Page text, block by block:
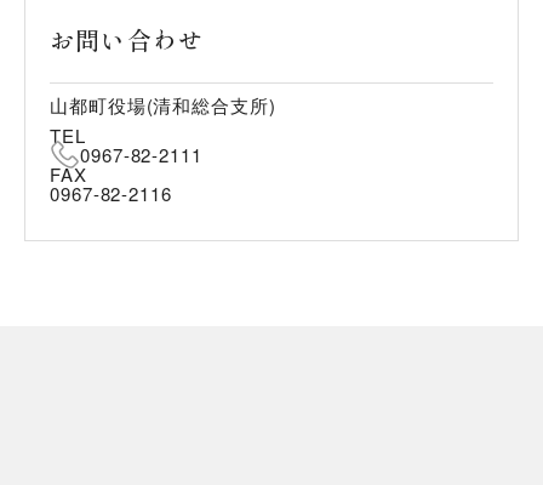
お問い合わせ
山都町役場(清和総合支所)
TEL
0967-82-2111
FAX
0967-82-2116